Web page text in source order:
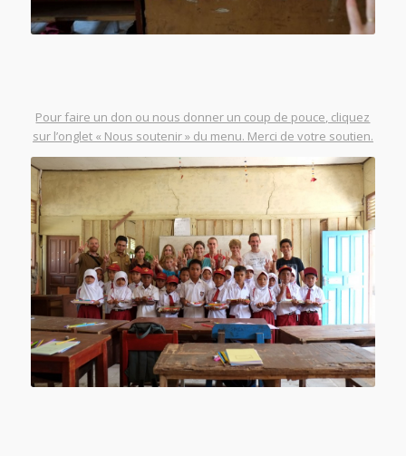
Pour faire un don ou nous donner un coup de pouce, cliquez
sur l’onglet « Nous soutenir » du menu. Merci de votre soutien.